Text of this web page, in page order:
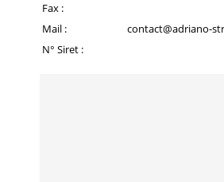
Fax :
Mail :
contact@adriano-
N° Siret :